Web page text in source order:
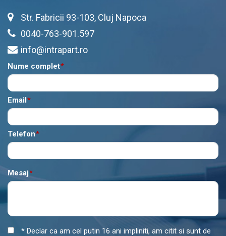
Str. Fabricii 93-103, Cluj Napoca
0040-763-901.597
info@intrapart.ro
*
Nume complet
*
Email
*
Telefon
*
Mesaj
* Declar ca am cel putin 16 ani impliniti, am citit si sunt de